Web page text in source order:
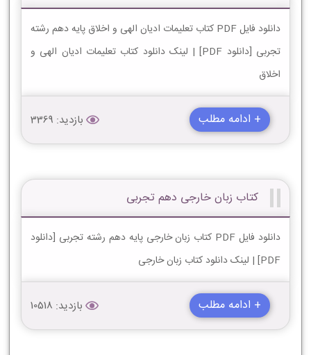
دانلود فایل PDF کتاب تعلیمات ادیان الهی و اخلاق پایه دهم رشته
تجربی [دانلود PDF] | لینک دانلود کتاب تعلیمات ادیان الهی و
اخلاق
+ ادامه مطلب بازدید: 3369
کتاب زبان خارجی دهم تجربی
دانلود فایل PDF کتاب زبان خارجی پایه دهم رشته تجربی [دانلود
PDF] | لینک دانلود کتاب زبان خارجی
+ ادامه مطلب بازدید: 10518